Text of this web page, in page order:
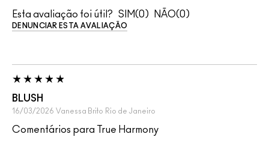
Esta avaliação foi útil? 0 0
DENUNCIAR ESTA AVALIAÇÃO
BLUSH
16/03/2026 Vanessa Brito Rio de Janeiro
Comentários para True Harmony